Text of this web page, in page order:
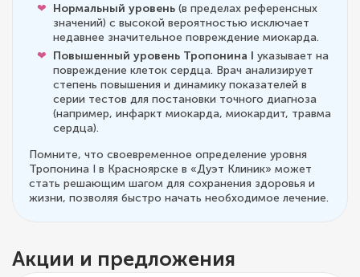
Нормальный уровень (в пределах референсных
значений) с высокой вероятностью исключает
недавнее значительное повреждение миокарда.
Повышенный уровень Тропонина I указывает на
повреждение клеток сердца. Врач анализирует
степень повышения и динамику показателей в
серии тестов для постановки точного диагноза
(например, инфаркт миокарда, миокардит, травма
сердца).
Помните, что своевременное определение уровня
Тропонина I в Красноярске в «Дуэт Клиник» может
стать решающим шагом для сохранения здоровья и
жизни, позволяя быстро начать необходимое лечение.
Акции и предложения